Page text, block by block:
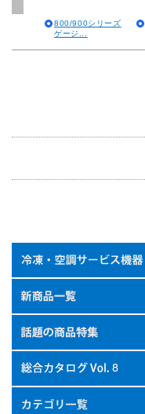
800/900シリーズ
ゲージ...